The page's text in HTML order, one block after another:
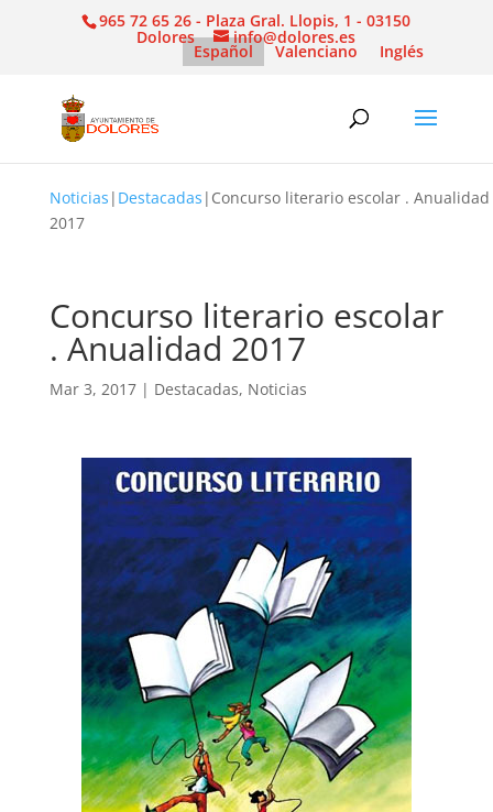
965 72 65 26 - Plaza Gral. Llopis, 1 - 03150
Dolores info@dolores.es
Español Valenciano Inglés
Noticias | Destacadas | Concurso literario escolar . Anualidad
2017
Concurso literario escolar
. Anualidad 2017
Mar 3, 2017| Destacadas, Noticias